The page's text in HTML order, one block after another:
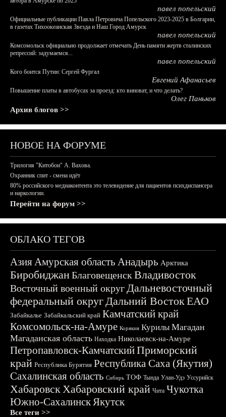
павел попельский
Официальные публикации Павла Петровича Попельского 2023-2025 в Болгарии,
в газетах Тихоокеанская Звезда и Наш Город Амурск
павел попельский
Комсомольск официально продолжает отмечать День памяти жертв сталинских
репрессий: задумаемся...
павел попельский
Кого боится Путин: Сергей Фургал
Евгений Афанасьев
Повышение платы в автобусах за проезд: кто виноват, и что делать?
Олег Паньков
Архив блогов >>
НОВОЕ НА ФОРУМЕ
Трилогия "Китобои" А. Вахова.
Охранник спит - смена идёт
80% российского медиаконтента это телевидение для пациентов психдиспансера
и наркологии.
Перейти на форум >>
ОБЛАКО ТЕГОВ
АзияАмурская область Анадырь Арктика
БиробиджанБлаговещенскВладивосток
Восточный военный округДальневосточный
федеральный округДальний ВостокЕАО
Забайкалье Забайкальский край Камчатский край
Комсомольск-на-Амуре Корякия Курилы Магадан
Магаданская область Находка Николаевск-на-Амуре
Петропавловск-КамчатскийПриморский
край Республика Бурятия Республика Саха (Якутия)
Сахалинская область Сибирь ТОФ Тында Улан-Удэ Уссурийск
ХабаровскХабаровский край Чита Чукотка
Южно-СахалинскЯкутск
Все теги >>